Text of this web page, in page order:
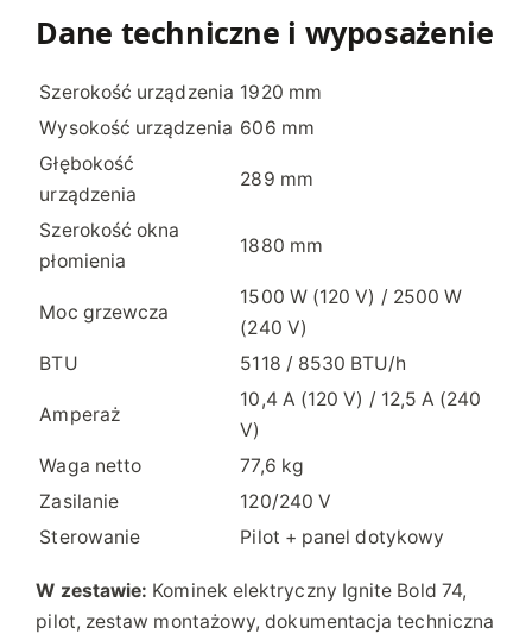
Dane techniczne i wyposażenie
Szerokość urządzenia 1920 mm
Wysokość urządzenia 606 mm
Głębokość
urządzenia
289 mm
Szerokość okna
płomienia
1880 mm
Moc grzewcza
1500 W (120 V) / 2500 W
(240 V)
BTU
5118 / 8530 BTU/h
Amperaż
10,4 A (120 V) / 12,5 A (240
V)
Waga netto
77,6 kg
Zasilanie
120/240 V
Sterowanie
Pilot + panel dotykowy
W zestawie: Kominek elektryczny Ignite Bold 74,
pilot, zestaw montażowy, dokumentacja techniczna